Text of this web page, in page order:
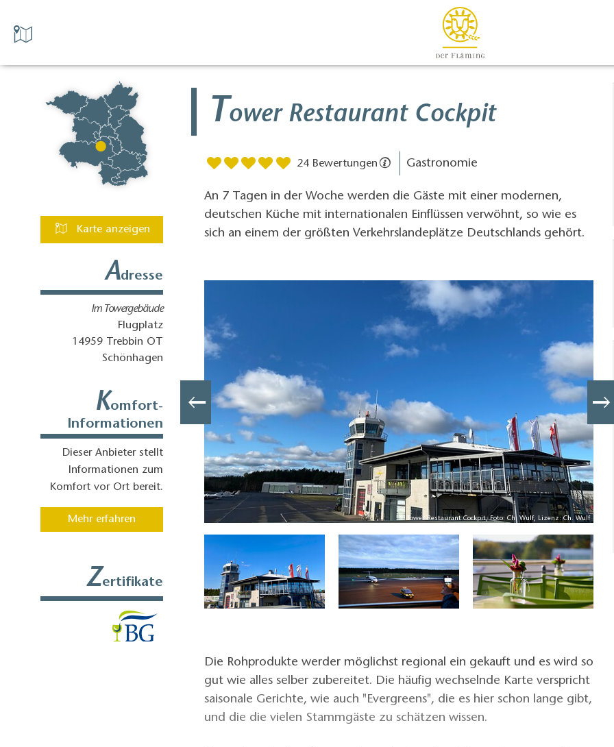
Karte anzeigen
Adresse
Im Towergebäude
Flugplatz
14959 Trebbin OT
Schönhagen
Komfort-
Informationen
Dieser Anbieter stellt
Informationen zum
Komfort vor Ort bereit.
Mehr erfahren
Zertifikate
T ower Restaurant Cockpit
24 Bewertungen Gastronomie
An 7 Tagen in der Woche werden die Gäste mit einer modernen,
deutschen Küche mit internationalen Einflüssen verwöhnt, so wie es
sich an einem der größten Verkehrslandeplätze Deutschlands gehört.
Eingang zum Tower-Gebäude, Foto: TRC GmbH Tower Restaurant Cockpit, Foto: Ch. Wulf, Lizenz: Ch. Wulf
Die Rohprodukte werder möglichst regional ein gekauft und es wird so
gut wie alles selber zubereitet. Die häufig wechselnde Karte verspricht
saisonale Gerichte, wie auch "Evergreens", die es hier schon lange gibt,
und die die vielen Stammgäste zu schätzen wissen.